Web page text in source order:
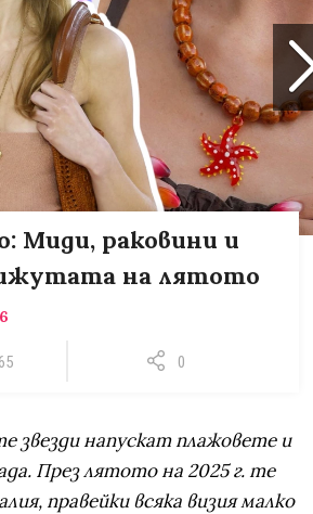
Миди, раковини и
на лятото
0
звезди напускат плажовете и
През лятото на 2025 г. те
правейки всяка визия малко